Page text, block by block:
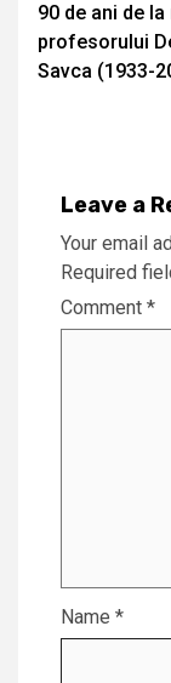
90 de ani de
profesorului
Savca (1933-
Leave a
Your email
Required
Comment *
Name *